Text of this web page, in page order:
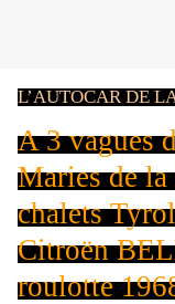
L’AUTOCAR DE
A 3 vagues
Maries de la
chalets
Citroën
roulotte